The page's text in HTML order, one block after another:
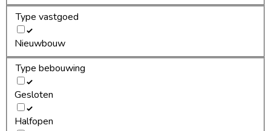
Type vastgoed
Nieuwbouw
Type bebouwing
Gesloten
Halfopen